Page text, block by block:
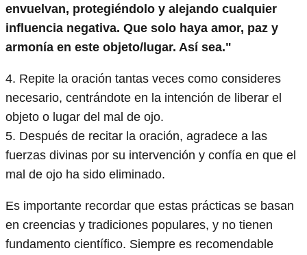
envuelvan, protegiéndolo y alejando cualquier
influencia negativa. Que solo haya amor, paz y
armonía en este objeto/lugar. Así sea."
4. Repite la oración tantas veces como consideres
necesario, centrándote en la intención de liberar el
objeto o lugar del mal de ojo.
5. Después de recitar la oración, agradece a las
fuerzas divinas por su intervención y confía en que el
mal de ojo ha sido eliminado.
Es importante recordar que estas prácticas se basan
en creencias y tradiciones populares, y no tienen
fundamento científico. Siempre es recomendable